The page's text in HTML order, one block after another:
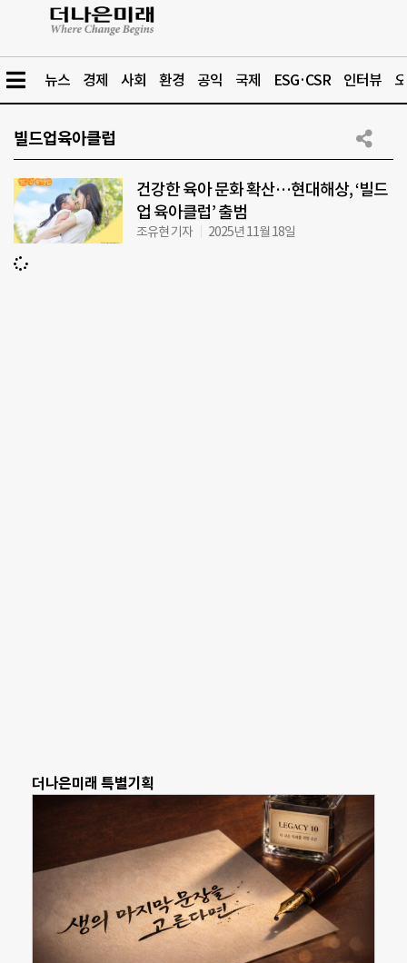
뉴스 경제 사회 환경 공익 국제 ESG·CSR 인터뷰
빌드업육아클럽
건강한 육아 문화 확산…현대해상, ‘빌드
업 육아클럽’ 출범
조유현 기자 2025년 11월 18일
더나은미래 특별기획